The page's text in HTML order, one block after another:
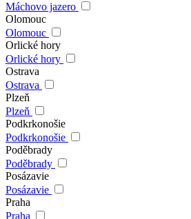
Máchovo jazero
Olomouc
Olomouc
Orlické hory
Orlické hory
Ostrava
Ostrava
Plzeň
Plzeň
Podkrkonošie
Podkrkonošie
Poděbrady
Poděbrady
Posázavie
Posázavie
Praha
Praha